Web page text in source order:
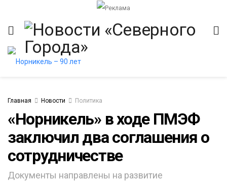
Главная Новости Политика
«Норникель» в ходе ПМЭФ
заключил два соглашения о
сотрудничестве
Документы направлены на развитие